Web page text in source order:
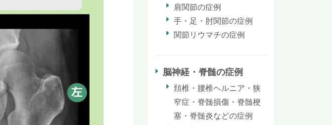
肩関節の症例
手・足・肘関節の症例
関節リウマチの症例
脳神経・脊髄の症例
頚椎・腰椎ヘルニア・狭
窄症・脊髄損傷・脊髄梗
塞・脊髄炎などの症例